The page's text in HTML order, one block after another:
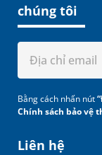
Liên hệ
chúng tôi
Bằng cách nhấn nút
Chính sách bảo vệ